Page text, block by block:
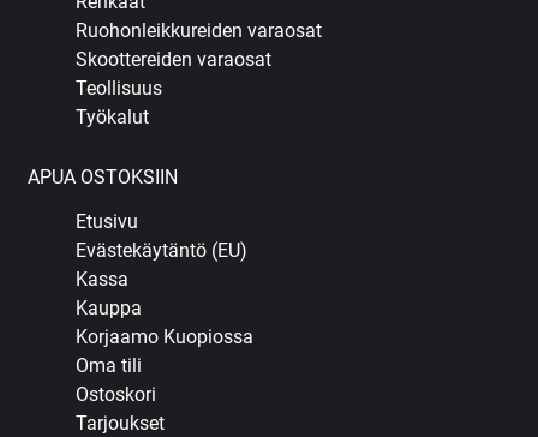
Ruohonleikkureiden varaosat
Skoottereiden varaosat
Teollisuus
Työkalut
APUA OSTOKSIIN
Etusivu
Evästekäytäntö (EU)
Kassa
Kauppa
Korjaamo Kuopiossa
Oma tili
Ostoskori
Tarjoukset